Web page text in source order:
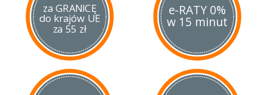
za GRANICĘ
do krajów UE
za 55 zł
e-RATY 0%
w 15 minut